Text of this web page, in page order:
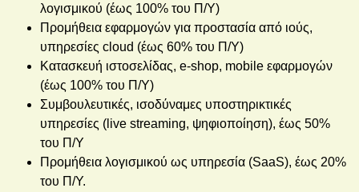
λογισμικού (έως 100% του Π/Υ)
Προμήθεια εφαρμογών για προστασία από ιούς,
υπηρεσίες cloud (έως 60% του Π/Υ)
Κατασκευή ιστοσελίδας, e-shop, mobile εφαρμογών
(έως 100% του Π/Υ)
Συμβουλευτικές, ισοδύναμες υποστηρικτικές
υπηρεσίες ( live streaming, ψηφιοποίηση), έως 50%
του Π/Υ
Προμήθεια λογισμικού ως υπηρεσία (SaaS), έως 20%
του Π/Υ.